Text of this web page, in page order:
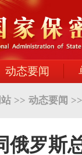
动态要闻
>> 动态要闻 >>
俄罗斯